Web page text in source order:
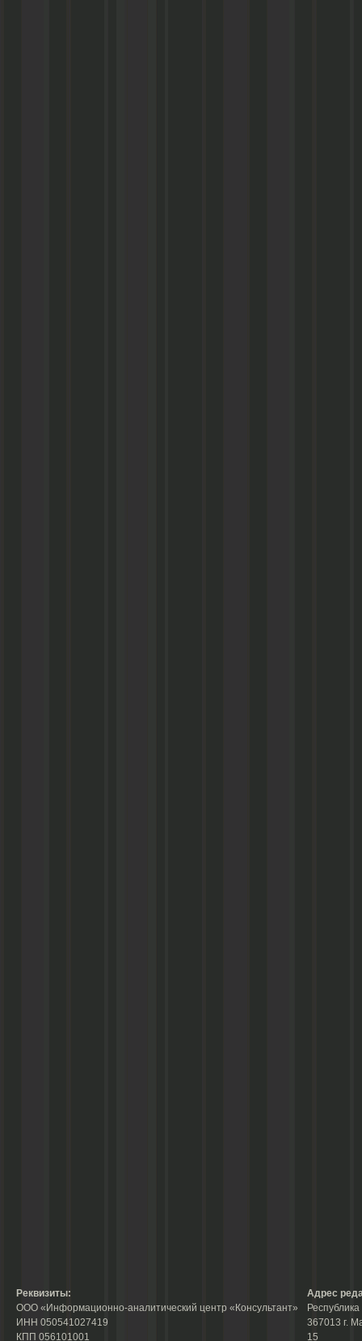
Реквизиты:
ООО «Информационно-аналитический центр «Консультант»
ИНН 050541027419
КПП 056101001
Адрес
367013 г.
15